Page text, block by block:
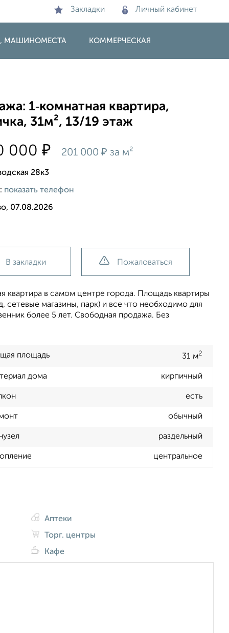
Закладки Личный кабинет
МАШИНОМЕСТА КОММЕРЧЕСКАЯ
1‑комнатная квартира,
31м², 13/19 этаж
000₽ 201 000₽ за м²
28к3
показать телефон
07.08.2026
В закладки Пожаловаться
квартира в самом центре города. Площадь квартиры
сетевые магазины, парк) и все что необходимо для
более 5 лет. Свободная продажа. Без
площадь 31 м2
дома кирпичный
есть
обычный
раздельный
центральное
Аптеки
Торг. центры
Кафе